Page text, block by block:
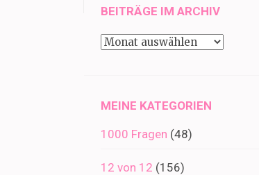
BEITRÄGE IM ARCHIV
Beiträge
MEINE KATEGORIEN
1000 Fragen (48)
12 von 12 (156)